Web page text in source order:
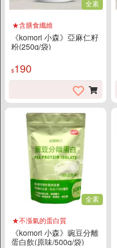
全素
★含膳食纖維
《komori 小森》亞麻仁籽
粉(250g/袋)
$190
全素
★不漲氣的蛋白質
《komori 小森》豌豆分離
蛋白飲(原味/500g/袋)